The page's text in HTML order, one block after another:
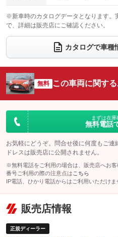
：装備なし
ウォークスルー
：装備なし
電動リアゲート
：装備なし
サイドカメラ
：装備なし
：装備なし
※新車時のカタログデータとなります。
で、詳細は販売店にご確認ください。
カタログで車種
無料 この車両に関す
まずは在
無料電話
お気軽にどうぞ。問合せ後に何度もご
ドレスは販売店に公開されません。
※無料電話をご利用の場合は、販売店へお
番号ご利用の際の注意点は こちら
IP電話、ひかり電話からはご利用いただけま
販売店情報
正規ディーラー